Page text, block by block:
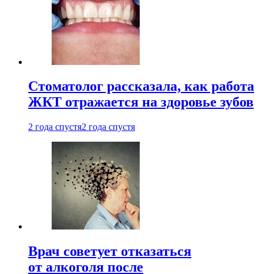
Стоматолог рассказала, как работа
ЖКТ отражается на здоровье зубов
2 года спустя2 года спустя
Врач советует отказаться
от алкоголя после